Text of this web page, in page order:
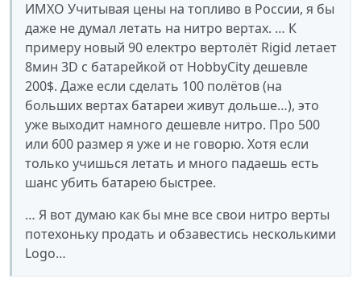
ИМХО Учитывая цены на топливо в России, я бы
даже не думал летать на нитро вертах. … К
примеру новый 90 електро вертолёт Rigid летает
8мин 3D с батарейкой от HobbyCity дешевле
200$. Даже если сделать 100 полётов (на
больших вертах батареи живут дольше…), это
уже выходит намного дешевле нитро. Про 500
или 600 размер я уже и не говорю. Хотя если
только учишься летать и много падаешь есть
шанс убить батарею быстрее.
… Я вот думаю как бы мне все свои нитро верты
потехоньку продать и обзавестись несколькими
Logo…